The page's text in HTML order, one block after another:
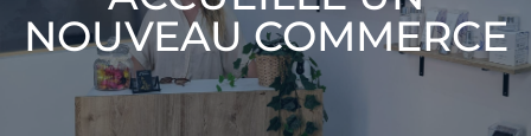
NOUVEAU COMMERCE